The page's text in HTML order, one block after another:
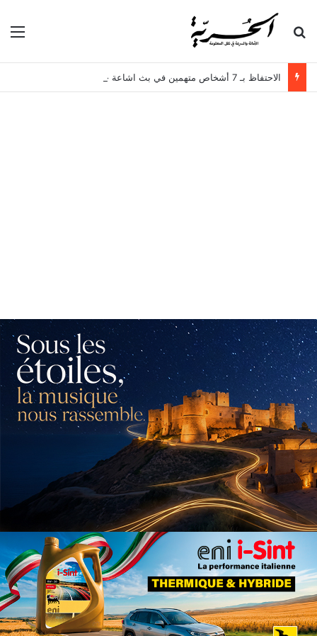
بحث عن
الاحتفاظ بـ 7 أشخاص متهمين في بث اشاعة حرق سجن المسعدين